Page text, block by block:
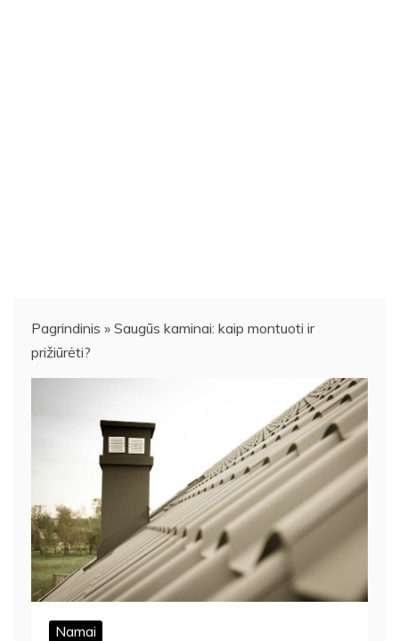
Pagrindinis » Saugūs kaminai: kaip montuoti ir
prižiūrėti?
Namai